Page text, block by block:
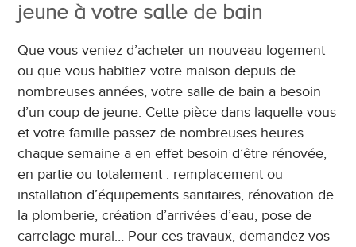
jeune à votre salle de bain
Que vous veniez d’acheter un nouveau logement
ou que vous habitiez votre maison depuis de
nombreuses années, votre salle de bain a besoin
d’un coup de jeune. Cette pièce dans laquelle vous
et votre famille passez de nombreuses heures
chaque semaine a en effet besoin d’être rénovée,
en partie ou totalement : remplacement ou
installation d’équipements sanitaires, rénovation de
la plomberie, création d’arrivées d’eau, pose de
carrelage mural… Pour ces travaux, demandez vos